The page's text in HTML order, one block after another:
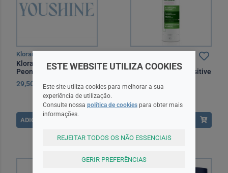
Klorane
Klorane Capilar Ch
Peonia 400Ml Duo
29,50EUR
ADICIONAR
Dercos Anticaspa
Champô Caspa Sensitive
13,90EUR
ESTE WEBSITE UTILIZA COOKIES
Este site utiliza cookies para melhorar a sua
experiência de utilização.
Consulte nossa política de cookies para obter mais
informações.
REJEITAR TODOS OS NÃO ESSENCIAIS
GERIR PREFERÊNCIAS